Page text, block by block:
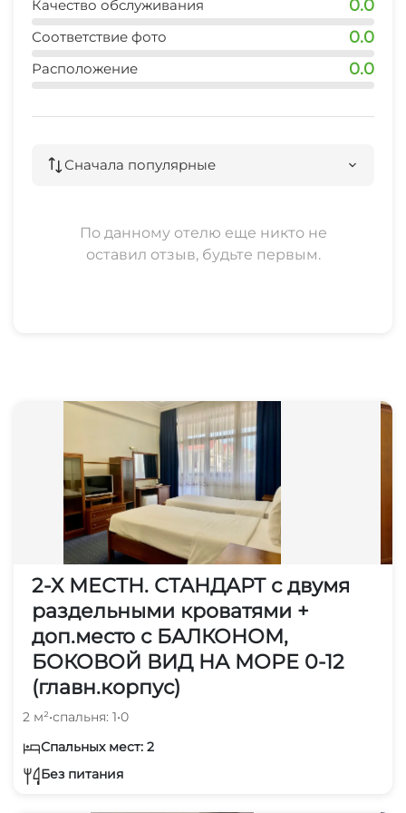
Пляж
Зеленый двор
Частный пляж
Удобства и номера для гостей с
Охраняемая территория
Для вечеринок
Качество обслуживания 0.0
Соответствие фото 0.0
Расположение 0.0
Сначала популярные
По данному отелю еще никто не
оставил отзыв, будьте первым.
2-Х МЕСТН. СТАНДАРТ с двумя
раздельными кроватями +
доп.место с БАЛКОНОМ,
БОКОВОЙ ВИД НА МОРЕ 0-12
(главн.корпус)
2 м²•спальня: 1•0
Спальных мест: 2
Без питания